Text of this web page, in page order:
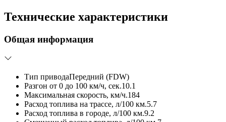
Технические характеристики
Общая информация
Тип приводаПередний (FDW)
Разгон от 0 до 100 км/ч, сек.10.1
Максимальная скорость, км/ч.184
Расход топлива на трассе, л/100 км.5.7
Расход топлива в городе, л/100 км.9.2